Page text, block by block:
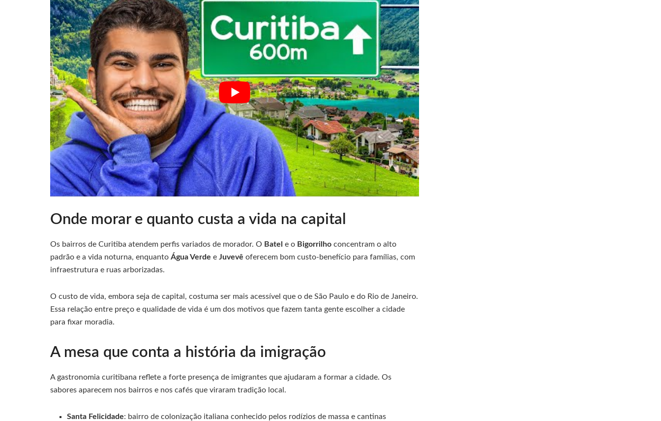
Onde morar e quanto custa a vida na capital
Os bairros de Curitiba atendem perfis variados de morador. O Batel e o Bigorrilho concentram o alto
padrão e a vida noturna, enquanto Água Verde e Juvevê oferecem bom custo-benefício para famílias, com
infraestrutura e ruas arborizadas.
O custo de vida, embora seja de capital, costuma ser mais acessível que o de São Paulo e do Rio de Janeiro.
Essa relação entre preço e qualidade de vida é um dos motivos que fazem tanta gente escolher a cidade
para fixar moradia.
A mesa que conta a história da imigração
A gastronomia curitibana reflete a forte presença de imigrantes que ajudaram a formar a cidade. Os
sabores aparecem nos bairros e nos cafés que viraram tradição local.
Santa Felicidade: bairro de colonização italiana conhecido pelos rodízios de massa e cantinas